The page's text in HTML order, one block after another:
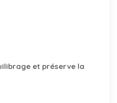
et préserve la